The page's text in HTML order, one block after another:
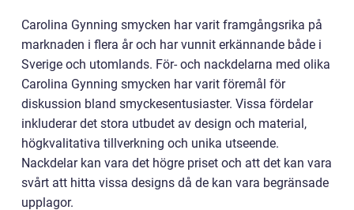
Carolina Gynning smycken har varit framgångsrika på
marknaden i flera år och har vunnit erkännande både i
Sverige och utomlands. För- och nackdelarna med olika
Carolina Gynning smycken har varit föremål för
diskussion bland smyckesentusiaster. Vissa fördelar
inkluderar det stora utbudet av design och material,
högkvalitativa tillverkning och unika utseende.
Nackdelar kan vara det högre priset och att det kan vara
svårt att hitta vissa designs då de kan vara begränsade
upplagor.